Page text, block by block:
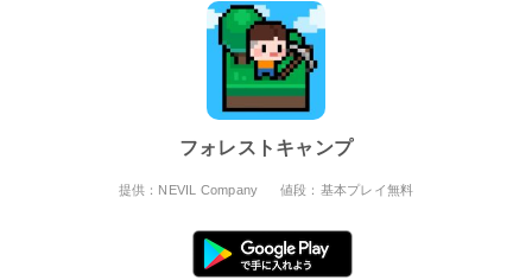
フォレストキャンプ
提供：NEVIL Company 値段：基本プレイ無料